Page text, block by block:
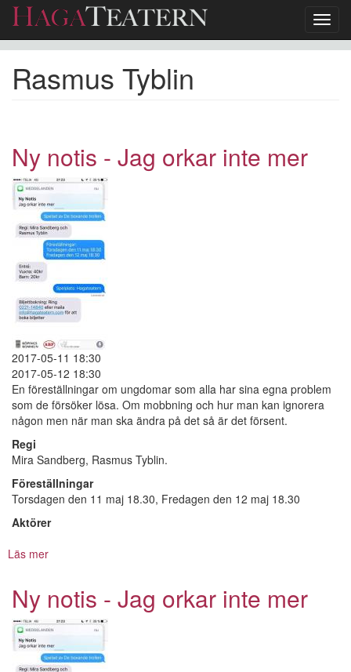
huvudinnehåll
Rasmus Tyblin
Ny notis - Jag orkar inte mer
2017-05-11 18:30
2017-05-12 18:30
En föreställningar om ungdomar som alla har sina egna problem
som de försöker lösa. Om mobbning och hur man kan ignorera
någon men när man ska ändra på det så är det försent.
Regi
Mira Sandberg, Rasmus Tyblin.
Föreställningar
Torsdagen den 11 maj 18.30, Fredagen den 12 maj 18.30
Aktörer
Läs mer
-
Jag
orkar
inte
mer
Ny notis - Jag orkar inte mer